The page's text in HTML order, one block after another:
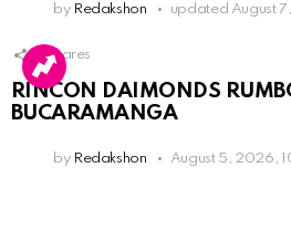
by Redakshon updated August
Shares
RINCON DAIMONDS
BUCARAMANGA
by Redakshon August 5, 2026,